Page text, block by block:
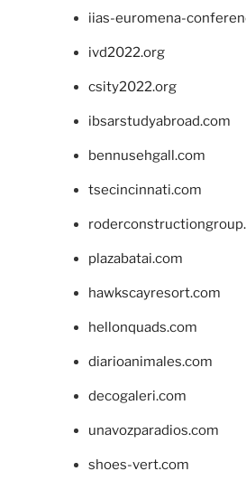
iias-euromena-
ivd2022.org
csity2022.org
ibsarstudyabroad.com
bennusehgall.com
tsecincinnati.com
plazabatai.com
hawkscayresort.com
hellonquads.com
diarioanimales.com
decogaleri.com
unavozparadios.com
shoes-vert.com